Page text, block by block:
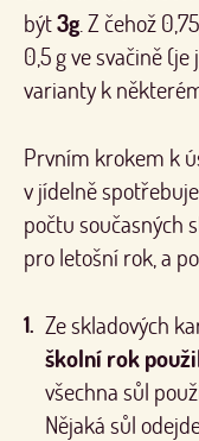
být3g. Z čehož
0,5 g ve svačině
varianty k
Prvním krokem k
v jídelně
počtu současných
pro letošní rok, a
Ze skladových
školní rok
všechna sůl
Nějaká sůl